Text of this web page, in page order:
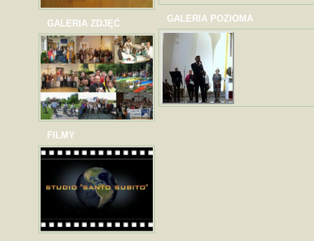
GALERIA ZDJĘĆ
FILMY
GALERIA POZIOMA